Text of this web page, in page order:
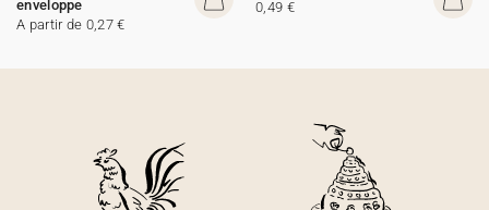
enveloppe
A partir de 0,27 €
0,49 €